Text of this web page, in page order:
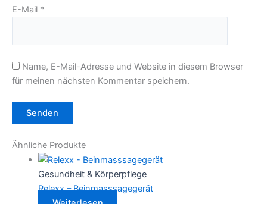
E-Mail *
Name, E-Mail-Adresse und Website in diesem Browser
für meinen nächsten Kommentar speichern.
Ähnliche Produkte
Gesundheit & Körperpflege
Relexx – Beinmasssagegerät